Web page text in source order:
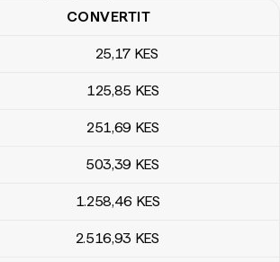
în șilingi kenyeni
CONVERTIT
25,17 KES
125,85 KES
251,69 KES
503,39 KES
1.258,46 KES
2.516,93 KES